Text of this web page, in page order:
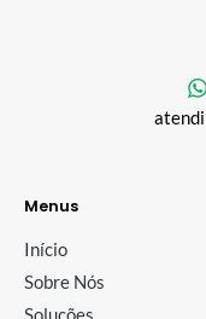
Menus
Início
Sobre Nós